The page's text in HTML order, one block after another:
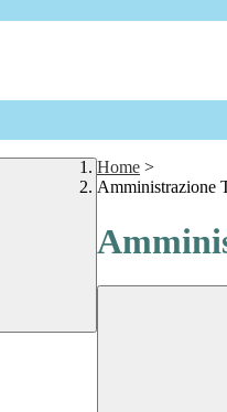
Home >
Amministrazione